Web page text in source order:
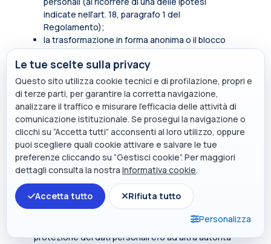
indicate nell'art. 18, paragrafo 1 del
Regolamento);
la trasformazione in forma anonima o il blocco
dei dati trattati in violazione di legge, compresi
quelli di cui non è necessaria la conservazione in
relazione agli scopi per i quali i dati sono stati
raccolti o successivamente trattati.
In qualità di soggetto interessato hai inoltre diritto
di opporti, in tutto o in parte, per motivi legittimi al
trattamento dei dati personali che ti riguardano,
ancorché pertinenti allo scopo della raccolta.
Tali diritti sono esercitabili rivolgendosi al punto di
contattoprivacy@polimi.it.
Qualora tu ritenga che i tuoi diritti siano stati violati
dal titolare e/o da un terzo, hai il diritto di
presentare un reclamo all’Autorità per la
protezione dei dati personali e/o ad altra autorità
Le tue scelte sulla privacy
Questo sito utilizza cookie tecnici e di profilazione, propri e
di terze parti, per garantire la corretta navigazione,
analizzare il traffico e misurare l’efficacia delle attività di
comunicazione istituzionale. Se prosegui la navigazione o
clicchi su “Accetta tutti” acconsenti al loro utilizzo, oppure
puoi scegliere quali cookie attivare e salvare le tue
preferenze cliccando su “Gestisci cookie”. Per maggiori
dettagli consulta la nostra Informativa cookie.
Accetta tutto
Rifiuta tutto
Personalizza